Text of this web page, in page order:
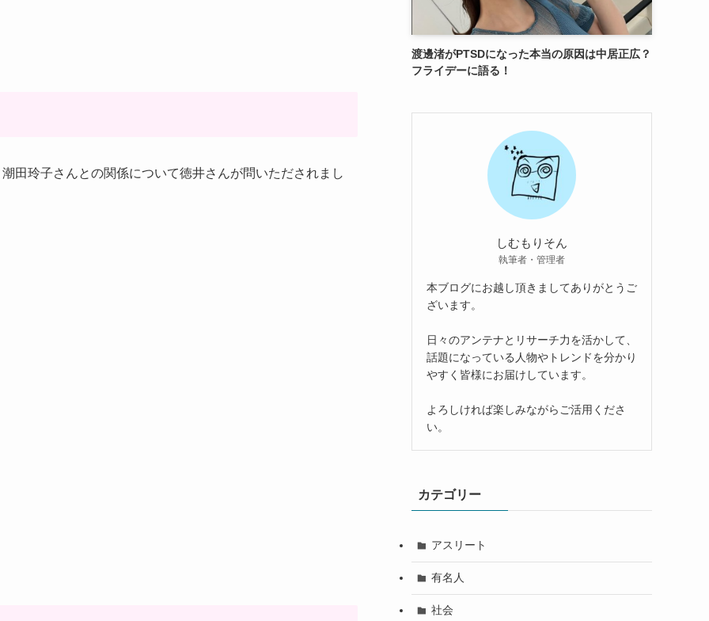
田玲子さんとの関係について徳井さんが問いただされまし
渡邊渚がPTSDになった本当の原因は中居正広？
フライデーに語る！
しむもりそん
執筆者・管理者
本ブログにお越し頂きましてありがとうご
ざいます。
日々のアンテナとリサーチ力を活かして、
話題になっている人物やトレンドを分かり
やすく皆様にお届けしています。
よろしければ楽しみながらご活用くださ
い。
カテゴリー
アスリート
有名人
社会